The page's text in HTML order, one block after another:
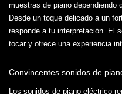
muestras de piano dependiendo
Desde un toque delicado a un
responde a tu interpretación. El
tocar y ofrece una experiencia
Convincentes sonidos de
Los sonidos de piano eléctrico